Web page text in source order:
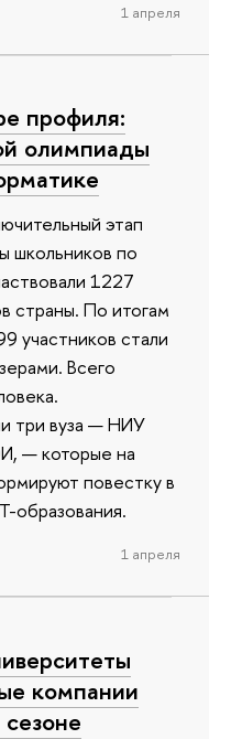
1 апреля
профиля:
олимпиады
этап
школьников по
1227
страны. По итогам
участников стали
Всего
три вуза — НИУ
— которые на
повестку в
образования.
1 апреля
компании